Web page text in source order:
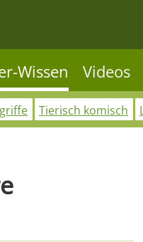
Wissen Videos
Tierisch komisch